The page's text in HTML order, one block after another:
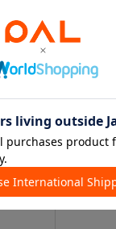
取り扱い
アイテムサ